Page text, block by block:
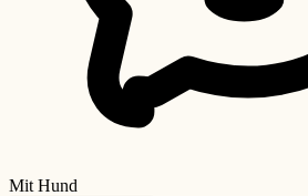
Mit Hund